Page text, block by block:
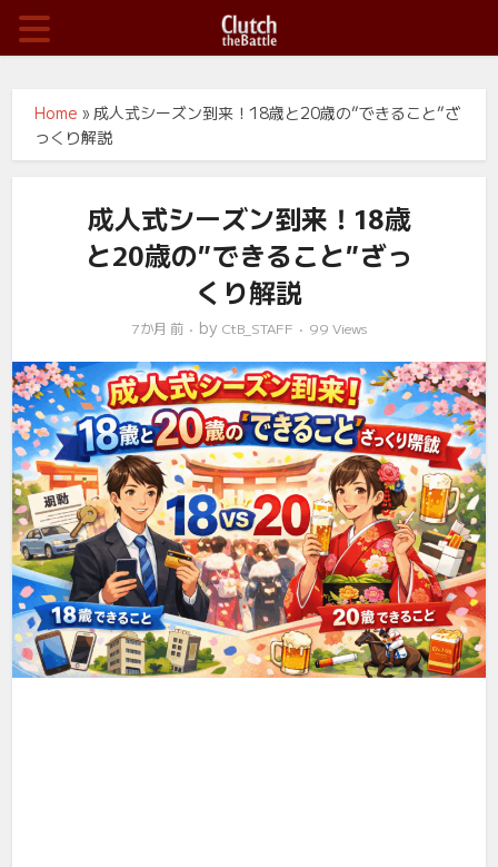
Home »成人式シーズン到来！18歳と20歳の”できること”ざ
っくり解説
成人式シーズン到来！18歳
と20歳の”できること”ざっ
くり解説
7か月 前 by CtB_STAFF 99 Views